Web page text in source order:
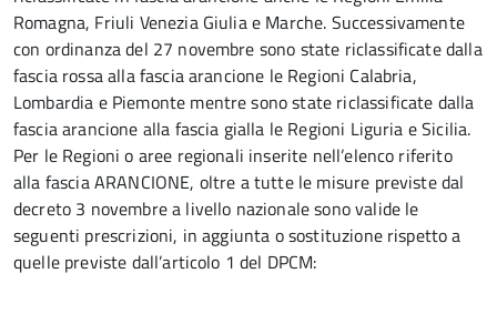
Romagna, Friuli Venezia Giulia e Marche. Successivamente
con ordinanza del 27 novembre sono state riclassificate dalla
fascia rossa alla fascia arancione le Regioni Calabria,
Lombardia e Piemonte mentre sono state riclassificate dalla
fascia arancione alla fascia gialla le Regioni Liguria e Sicilia.
Per le Regioni o aree regionali inserite nell’elenco riferito
alla fascia ARANCIONE, oltre a tutte le misure previste dal
decreto 3 novembre a livello nazionale sono valide le
seguenti prescrizioni, in aggiunta o sostituzione rispetto a
quelle previste dall’articolo 1 del DPCM: